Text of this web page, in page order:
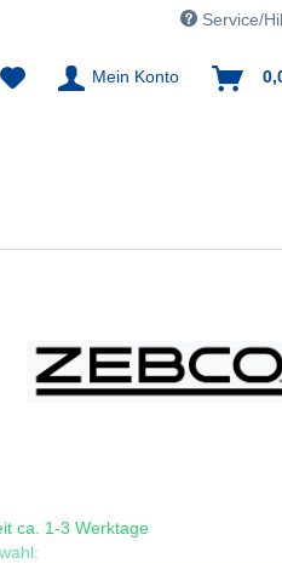
Service/
Mein Konto
ca. 1-3 Werktage